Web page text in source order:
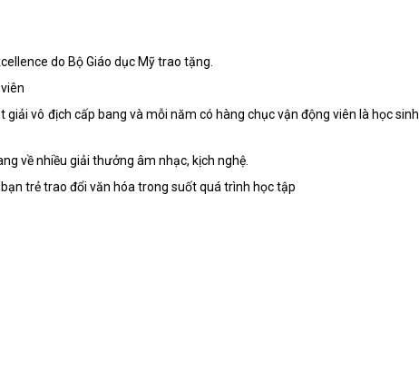
do Bộ Giáo dục Mỹ trao tặng.
vô địch cấp bang và mỗi năm có hàng chục vận động viên là học sinh
về nhiều giải thưởng âm nhạc, kịch nghệ.
trẻ trao đổi văn hóa trong suốt quá trình học tập